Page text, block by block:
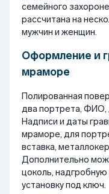
семейного
рассчитана на
мужчин и женщин.
Оформление и
мраморе
Полированная
два портрета, ФИО,
Надписи и даты
мраморе, для
вставка,
Дополнительно
цоколь, надгробную
установку под ключ.